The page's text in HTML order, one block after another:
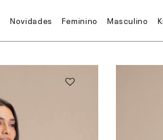
Novidades Feminino Masculino